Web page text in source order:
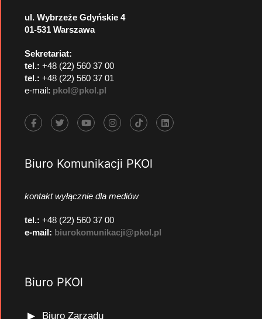
ul. Wybrzeże Gdyńskie 4
01-531 Warszawa
Sekretariat:
tel.: +48 (22) 560 37 00
tel.: +48 (22) 560 37 01
e-mail: pkol@pkol.pl
Biuro Komunikacji PKOl
kontakt wyłącznie dla mediów
tel.: +48 (22) 560 37 00
e-mail: biurokomunikacji@pkol.pl
Biuro PKOl
Biuro Zarządu